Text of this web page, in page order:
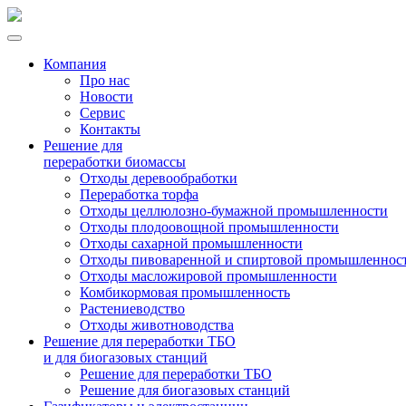
Компания
Про нас
Новости
Сервис
Контакты
Решение для
переработки биомассы
Отходы деревообработки
Переработка торфа
Отходы целлюлозно-бумажной промышленности
Отходы плодоовощной промышленности
Отходы сахарной промышленности
Отходы пивоваренной и спиртовой
Отходы масложировой промышленности
Комбикормовая промышленность
Растениеводство
Отходы животноводства
Решение для переработки ТБО
и для биогазовых станций
Решение для переработки ТБО
Решение для биогазовых станций